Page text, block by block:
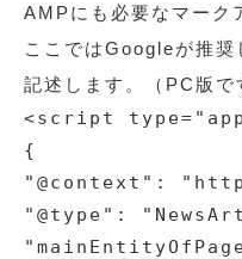
AMPにも必要なマーク
ここではGoogleが推
記述します。（PC版で
<script
{
"@context":
"@type":